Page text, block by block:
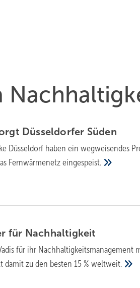
Düsseldorfer Süden
Düssel­dorf haben ein wegweisendes
Fern­wärme­netzein­ge­speist.
für Nach­hal­tig­keit
für ihr Nachhaltigkeitsmanagement
damit zu den besten 15 %weltweit.